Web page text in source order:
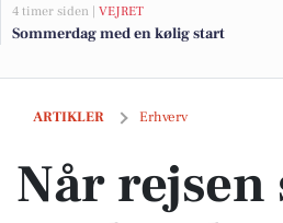
4 timer siden | VEJRET
Sommerdag med en kølig start
ARTIKLER Erhverv
Når rejsen starter med en kop kaffe
Når